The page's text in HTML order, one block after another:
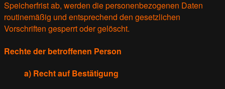
Speicherfrist ab, werden die personenbezogenen Daten
routinemäßig und entsprechend den gesetzlichen
Vorschriften gesperrt oder gelöscht.
Rechte der betroffenen Person
a) Recht auf Bestätigung